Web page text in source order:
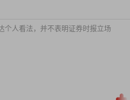
个人看法，并不表明证券时报立场